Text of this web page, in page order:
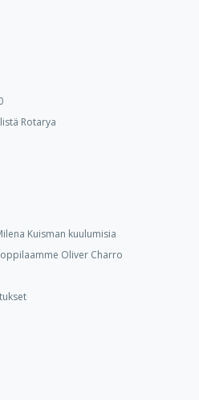
Rotarya
Kuisman kuulumisia
Oliver Charro